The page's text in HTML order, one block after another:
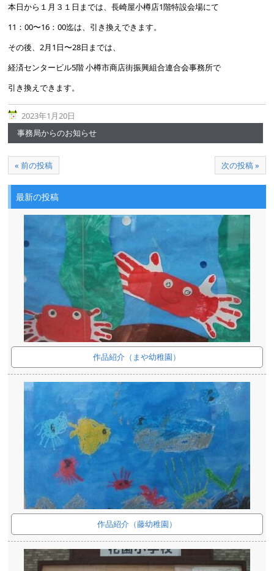
本日から１月３１日までは、長崎屋小樽店1階特設会場にて
11：00〜16：00迄は、引き換えできます。
その後、2月1日〜28日までは、
経済センタービル5階 小樽市商店街振興組合連合会事務所で
引き換えできます。
2023年1月20日
事務局からのお知らせ
« 前の投稿 次の投稿 »
最新の投稿
作品紹介（まや幼稚園）
作品紹介（藤幼稚園）